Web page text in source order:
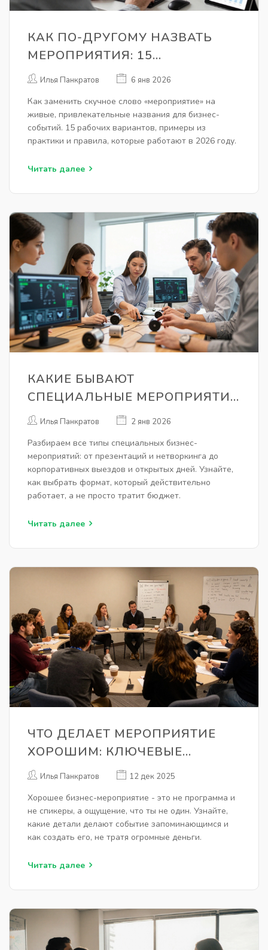
КАК ПО-ДРУГОМУ НАЗВАТЬ
МЕРОПРИЯТИЯ: 15
АЛЬТЕРНАТИВНЫХ
Илья Панкратов 6 янв 2026
Как заменить скучное слово «мероприятие» на
живые, привлекательные названия для бизнес-
событий. 15 рабочих вариантов, примеры из
практики и правила, которые работают в 2026 году.
Читать далее
КАКИЕ БЫВАЮТ
СПЕЦИАЛЬНЫЕ МЕРОПРИЯТИЯ
В БИЗНЕСЕ: ПОЛНЫЙ ОБЗОР
Илья Панкратов 2 янв 2026
Разбираем все типы специальных бизнес-
мероприятий: от презентаций и нетворкинга до
корпоративных выездов и открытых дней. Узнайте,
как выбрать формат, который действительно
работает, а не просто тратит бюджет.
Читать далее
ЧТО ДЕЛАЕТ МЕРОПРИЯТИЕ
ХОРОШИМ: КЛЮЧЕВЫЕ
ФАКТОРЫ УСПЕШНОГО
Илья Панкратов 12 дек 2025
Хорошее бизнес-мероприятие - это не программа и
не спикеры, а ощущение, что ты не один. Узнайте,
какие детали делают событие запоминающимся и
как создать его, не тратя огромные деньги.
Читать далее